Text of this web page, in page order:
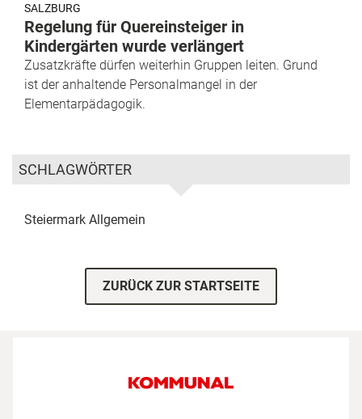
SALZBURG
Regelung für Quereinsteiger in
Kindergärten wurde verlängert
Zusatzkräfte dürfen weiterhin Gruppen leiten. Grund
ist der anhaltende Personalmangel in der
Elementarpädagogik.
SCHLAGWÖRTER
Steiermark Allgemein
ZURÜCK ZUR STARTSEITE